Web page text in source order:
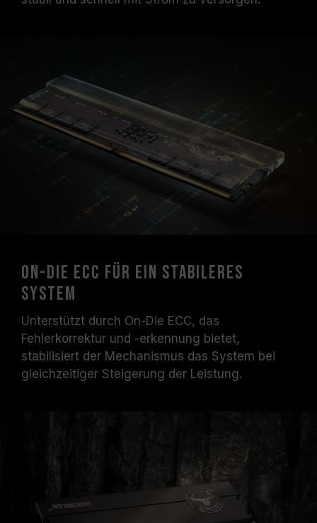
On-Die ECC für ein stabileres
System
Unterstützt durch On-Die ECC, das
Fehlerkorrektur und -erkennung bietet,
stabilisiert der Mechanismus das System bei
gleichzeitiger Steigerung der Leistung.